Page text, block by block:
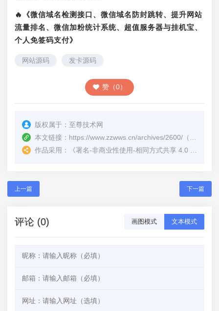
🔥《微信域名检测接口、微信域名防封跳转、提升网站
流量排名、微信加粉统计系统、超值服务器与挂机宝、
个人免签码支付》
网站源码 发卡源码
赞（0）
版权属于： 至尊技术网
本文链接： https://www.zzwws.cn/archives/2600/ （转载时请注明本文出处及文章链接）
作品采用：
《署名-非商业性使用-相同方式共享 4.0 国际 (CC BY-NC-SA 4.0)
上一篇 下一篇
评论 (0) 画图模式 文本模式